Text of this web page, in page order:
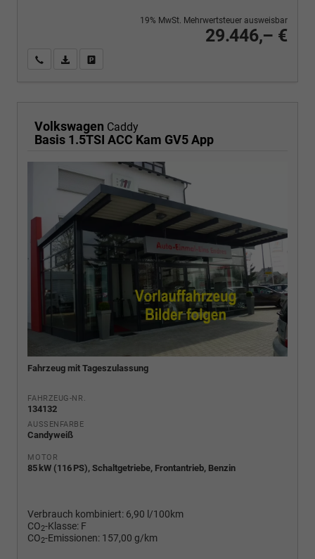
29.446,– €
19% MwSt. Mehrwertsteuer ausweisbar
Wir rufen Sie anPDF-Fahrzeugexposé drucken
Volkswagen Caddy
Basis 1.5TSI ACC Kam GV5 App
Fahrzeug mit Tageszulassung
FAHRZEUG-NR.
134132
AUSSENFARBE
Candyweiß
MOTOR
85 kW (116 PS), Schaltgetriebe, Frontantrieb, Benzin
Verbrauch kombiniert: 6,90 l/100km
CO2-Klasse: F
CO2-Emissionen: 157,00 g/km